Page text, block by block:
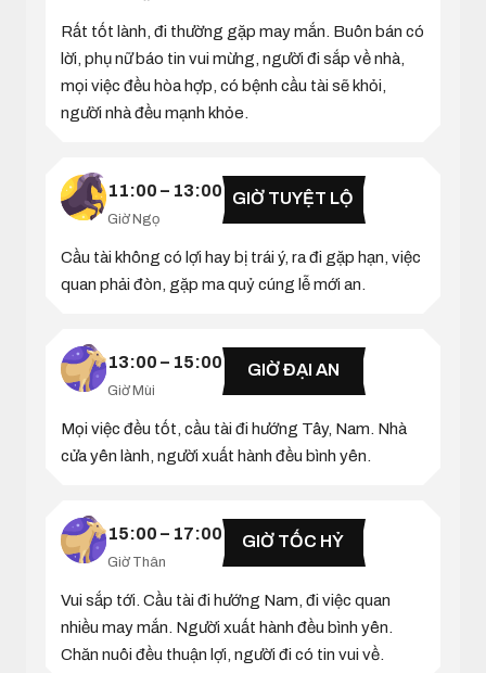
Rất tốt lành, đi thường gặp may mắn. Buôn bán có
lời, phụ nữ báo tin vui mừng, người đi sắp về nhà,
mọi việc đều hòa hợp, có bệnh cầu tài sẽ khỏi,
người nhà đều mạnh khỏe.
11:00 – 13:00
Giờ Ngọ
GIỜ TUYỆT LỘ
Cầu tài không có lợi hay bị trái ý, ra đi gặp hạn, việc
quan phải đòn, gặp ma quỷ cúng lễ mới an.
13:00 – 15:00
Giờ Mùi
GIỜ ĐẠI AN
Mọi việc đều tốt, cầu tài đi hướng Tây, Nam. Nhà
cửa yên lành, người xuất hành đều bình yên.
15:00 – 17:00
Giờ Thân
GIỜ TỐC HỶ
Vui sắp tới. Cầu tài đi hướng Nam, đi việc quan
nhiều may mắn. Người xuất hành đều bình yên.
Chăn nuôi đều thuận lợi, người đi có tin vui về.